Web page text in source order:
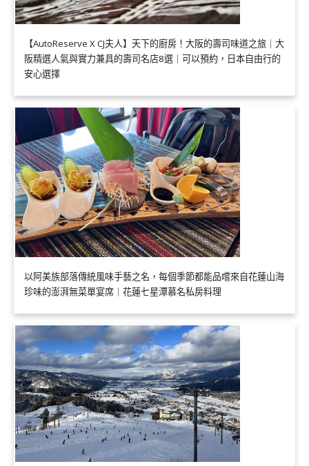
【AutoReserve X CJ夫人】天下的廚房！大阪的壽司味道之旅｜大
阪精選人氣與實力兼具的壽司名店8選｜可以預約，日本自由行的
安心選擇
以阿美族部落傳統風味手藝之名，每個季節都能品嚐來自花蓮山海
珍味的澎湃無菜單宴席｜花蓮七星潭慕名私房料理